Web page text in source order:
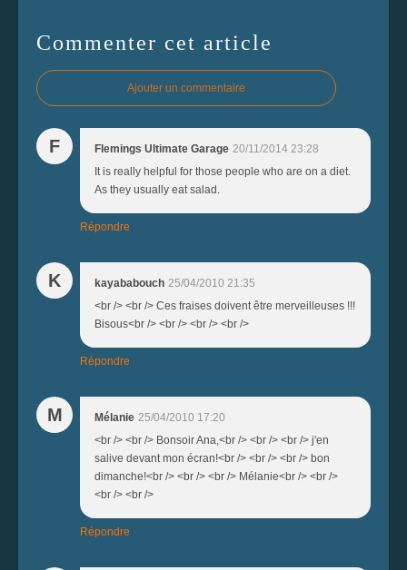
Commenter cet article
Ajouter un commentaire
F Flemings Ultimate Garage 20/11/2014 23:28
It is really helpful for those people who are on a diet.
As they usually eat salad.
Répondre
K kayababouch 25/04/2010 21:35
<br /> <br /> Ces fraises doivent être merveilleuses !!!
Bisous<br /> <br /> <br /> <br />
Répondre
M Mélanie 25/04/2010 17:20
<br /> <br /> Bonsoir Ana,<br /> <br /> <br /> j'en
salive devant mon écran!<br /> <br /> <br /> bon
dimanche!<br /> <br /> <br /> Mélanie<br /> <br />
<br /> <br />
Répondre